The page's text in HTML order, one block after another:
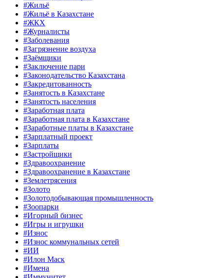
#Жильё
#Жильё в Казахстане
#ЖКХ
#Журналисты
#Заболевания
#Загрязнение воздуха
#Заёмщики
#Заключение пари
#Законодательство Казахстана
#Закредитованность
#Занятость в Казахстане
#Занятость населения
#Заработная плата
#Заработная плата в Казахстане
#Заработные платы в Казахстане
#Зарплатный проект
#Зарплаты
#Застройщики
#Здравоохранение
#Здравоохранение в Казахстане
#Землетрясения
#Золото
#Золотодобывающая промышленность
#Зоопарки
#Игорный бизнес
#Игры и игрушки
#Износ
#Износ коммунальных сетей
#ИИ
#Илон Маск
#Имена